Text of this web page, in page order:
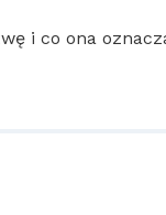
i co ona